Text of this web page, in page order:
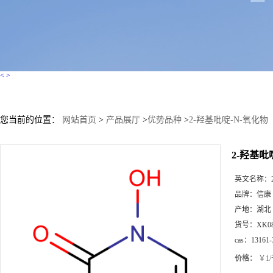
< >
您当前的位置： 网站首页 > 产品展厅 >优势品种 >2-羟基吡啶-N-氧化物
2-羟基吡
英文名称：
品牌： 信康
产地： 湖北
货号：
cas：
价格： ￥